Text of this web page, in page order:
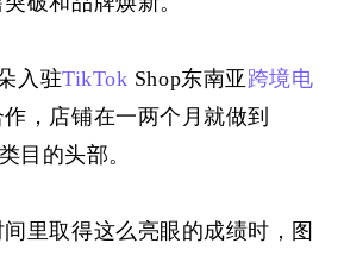
入驻TikTok Shop东南亚 跨境电
作，店铺在一两个月就做到
目的头部。
里取得这么亮眼的成绩时，图